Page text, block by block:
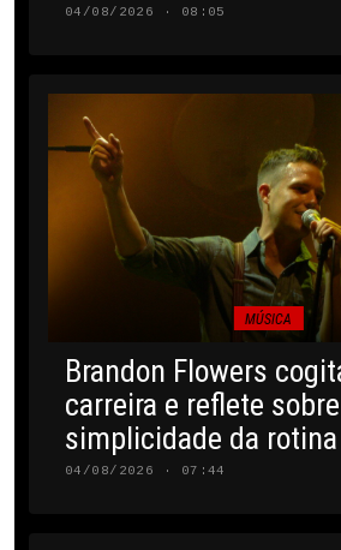
04/08/2026 · 08:05
MÚSICA
Brandon Flowers
carreira e reflete sobre
simplicidade da
04/08/2026 · 07:44